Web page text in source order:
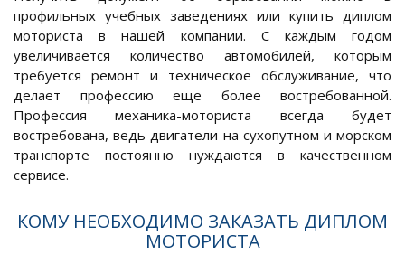
профильных учебных заведениях или купить диплом
моториста в нашей компании. С каждым годом
увеличивается количество автомобилей, которым
требуется ремонт и техническое обслуживание, что
делает профессию еще более востребованной.
Профессия механика-моториста всегда будет
востребована, ведь двигатели на сухопутном и морском
транспорте постоянно нуждаются в качественном
сервисе.
КОМУ НЕОБХОДИМО ЗАКАЗАТЬ ДИПЛОМ
МОТОРИСТА